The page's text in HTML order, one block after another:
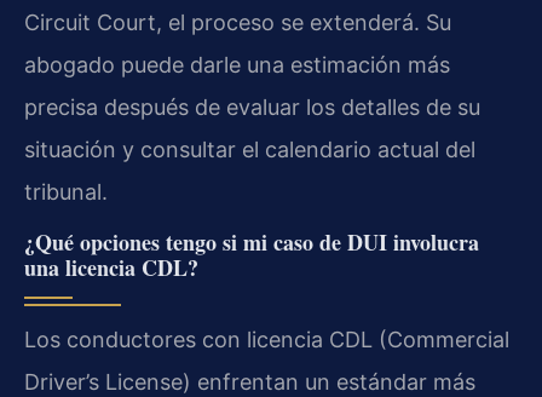
Circuit Court, el proceso se extenderá. Su
abogado puede darle una estimación más
precisa después de evaluar los detalles de su
situación y consultar el calendario actual del
tribunal.
¿Qué opciones tengo si mi caso de DUI involucra
una licencia CDL?
Los conductores con licencia CDL (Commercial
Driver’s License) enfrentan un estándar más